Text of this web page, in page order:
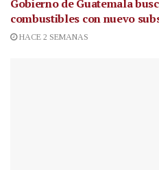
Gobierno de Guatemala
combustibles con nuevo
HACE 2 SEMANAS